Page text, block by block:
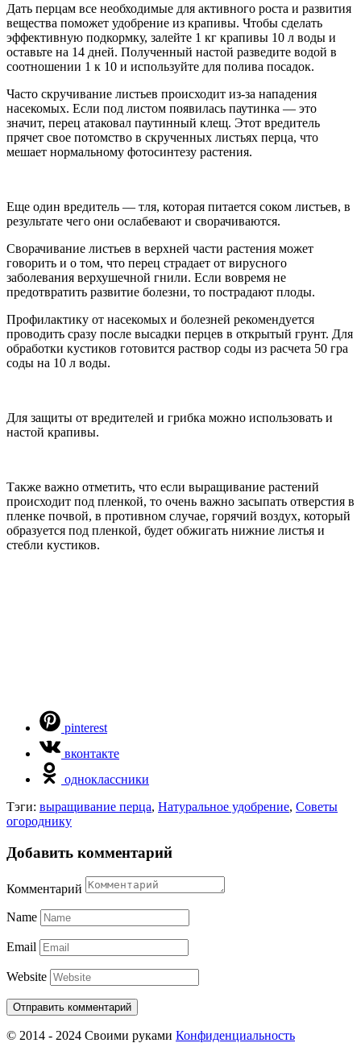
Дать перцам все необходимые для активного роста и развития
вещества поможет удобрение из крапивы. Чтобы сделать
эффективную подкормку, залейте 1 кг крапивы 10 л воды и
оставьте на 14 дней. Полученный настой разведите водой в
соотношении 1 к 10 и используйте для полива посадок.
Часто скручивание листьев происходит из-за нападения
насекомых. Если под листом появилась паутинка — это
значит, перец атаковал паутинный клещ. Этот вредитель
прячет свое потомство в скрученных листьях перца, что
мешает нормальному фотосинтезу растения.
Еще один вредитель — тля, которая питается соком листьев, в
результате чего они ослабевают и сворачиваются.
Сворачивание листьев в верхней части растения может
говорить и о том, что перец страдает от вирусного
заболевания верхушечной гнили. Если вовремя не
предотвратить развитие болезни, то пострадают плоды.
Профилактику от насекомых и болезней рекомендуется
проводить сразу после высадки перцев в открытый грунт. Для
обработки кустиков готовится раствор соды из расчета 50 гра
соды на 10 л воды.
Для защиты от вредителей и грибка можно использовать и
настой крапивы.
Также важно отметить, что если выращивание растений
происходит под пленкой, то очень важно засыпать отверстия в
пленке почвой, в противном случае, горячий воздух, который
образуется под пленкой, будет обжигать нижние листья и
стебли кустиков.
pinterest
вконтакте
одноклассники
Тэги: выращивание перца, Натуральное удобрение, Советы
огороднику
Добавить комментарий
Комментарий
Name
Email
Website
© 2014 - 2024 Своими руками Конфиденциальность